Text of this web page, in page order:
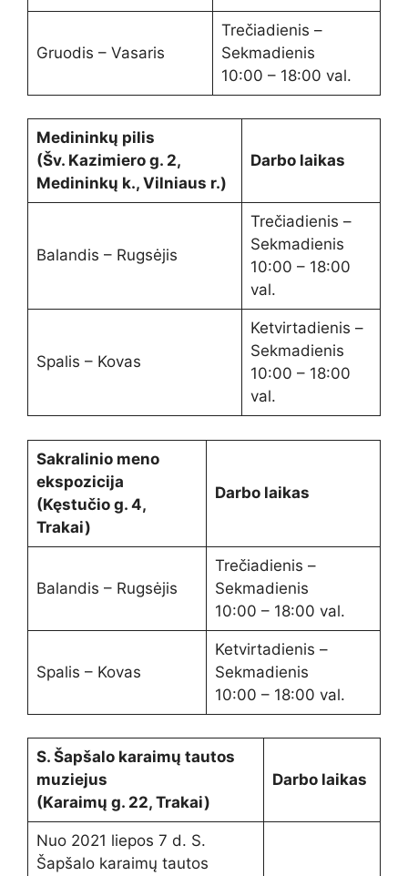
Gruodis – Vasaris
Trečiadienis –
Sekmadienis
10:00 – 18:00 val.
Medininkų pilis
(Šv. Kazimiero g. 2,
Medininkų k., Vilniaus r.)
Darbo laikas
Balandis – Rugsėjis
Trečiadienis –
Sekmadienis
10:00 – 18:00
val.
Spalis – Kovas
Ketvirtadienis –
Sekmadienis
10:00 – 18:00
val.
Sakralinio meno
ekspozicija
(Kęstučio g. 4,
Trakai)
Darbo laikas
Balandis – Rugsėjis
Trečiadienis –
Sekmadienis
10:00 – 18:00 val.
Spalis – Kovas
Ketvirtadienis –
Sekmadienis
10:00 – 18:00 val.
S. Šapšalo karaimų tautos
muziejus
(Karaimų g. 22, Trakai)
Darbo laikas
Nuo 2021 liepos 7 d. S.
Šapšalo karaimų tautos